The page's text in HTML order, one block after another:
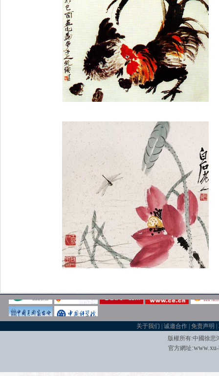
关于我们 |诚邀合作 |免责声明 |
版權所有:中國徐悲
官方網址:www.xu